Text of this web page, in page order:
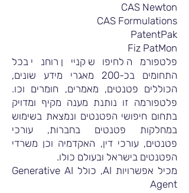
CAS Newton
CAS Formulations
PatentPak
Fiz PatMon
פלטפורמה לחיפוש קניין רוחני בכל
התחומים בכ-200 מאגרי מידע שונים,
הכוללים פטנטים, מאמרים, חומרים וכו.
פלטפורמה זו נותנת מענה מקיף ומדויק
בתחום חיפושי הפטנטים ונמצאת בשימוש
במחלקות פטנטים בחברות, עורכי
פטנטים, עורכי דין, האקדמיה וכן משרדי
הפטנטים בישראל ובעולם כולו.
מכיל אפשרויות AI, כולל Generative AI
Agent